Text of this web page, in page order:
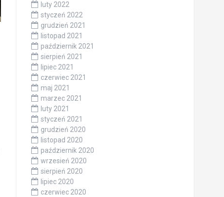
luty 2022
styczeń 2022
grudzień 2021
listopad 2021
październik 2021
sierpień 2021
lipiec 2021
czerwiec 2021
maj 2021
marzec 2021
luty 2021
styczeń 2021
grudzień 2020
listopad 2020
październik 2020
wrzesień 2020
sierpień 2020
lipiec 2020
czerwiec 2020